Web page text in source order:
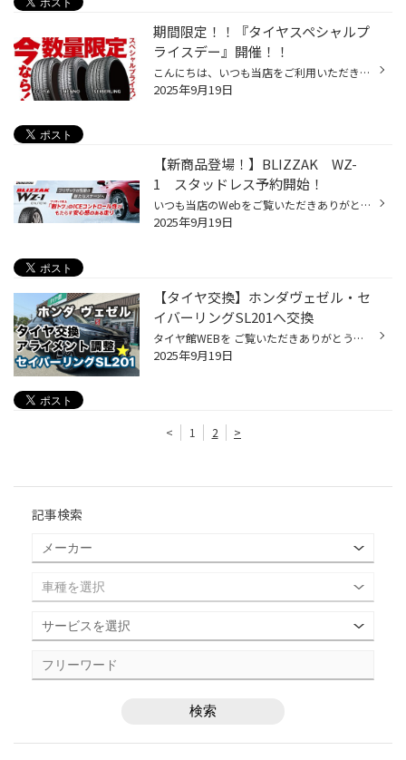
期間限定！！『タイヤスペシャルプ
ライスデー』開催！！
こんにちは、いつも当店をご利用いただきましてありがとうございます。 本日より、コクピット・タイヤ館におきまして、 期間限定！ サイズ限定！！ 数量限定！！！ お得にお買い求めいただける、「タイヤスペシャルプライスデー」がスタートします！ お得なタイヤのご紹介！！ ワゴンR、N-BOX、タン...
2025年9月19日
【新商品登場！】BLIZZAK WZ-
1 スタッドレス予約開始！
いつも当店のWebをご覧いただきありがとうございます(*^^*) 本日は、ブリヂストンの新商品 BLIZZAK WZ-1 =ブリザック ダブルゼットワン= のご紹介です！ 2021年のVRX3登場から約4年 待望の新商品が登場！ ブリヂストンの人気サマータイヤ REGNOシリーズにも搭載されている ENLITEN技術で作られた ブ...
2025年9月19日
【タイヤ交換】ホンダヴェゼル・セ
イバーリングSL201へ交換
タイヤ館WEBを ご覧いただきありがとうございます ♬ 今回は近畿エリア管内直営店舗タイヤ館の作業事例をご紹介させて頂きます。 WEB掲載へのご快諾を頂きましたお客様、本当にありがとうございます！ 本日はホンダヴェゼルのタイヤ交換を ご紹介いたします ！ ★ ☆ ★ タイヤサイズは 215/55R17 です...
2025年9月19日
< 1 2 >
記事検索